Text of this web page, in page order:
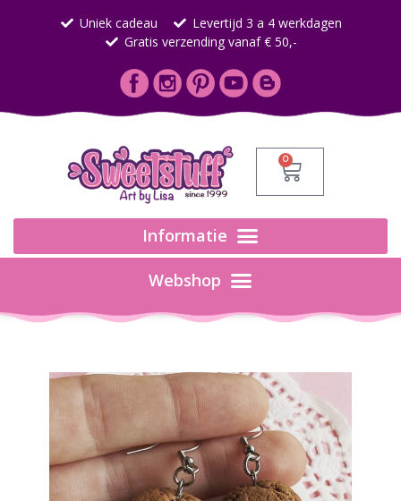
Uniek cadeau
Levertijd 3 a 4 werkdagen
Gratis verzending vanaf € 50,-
0